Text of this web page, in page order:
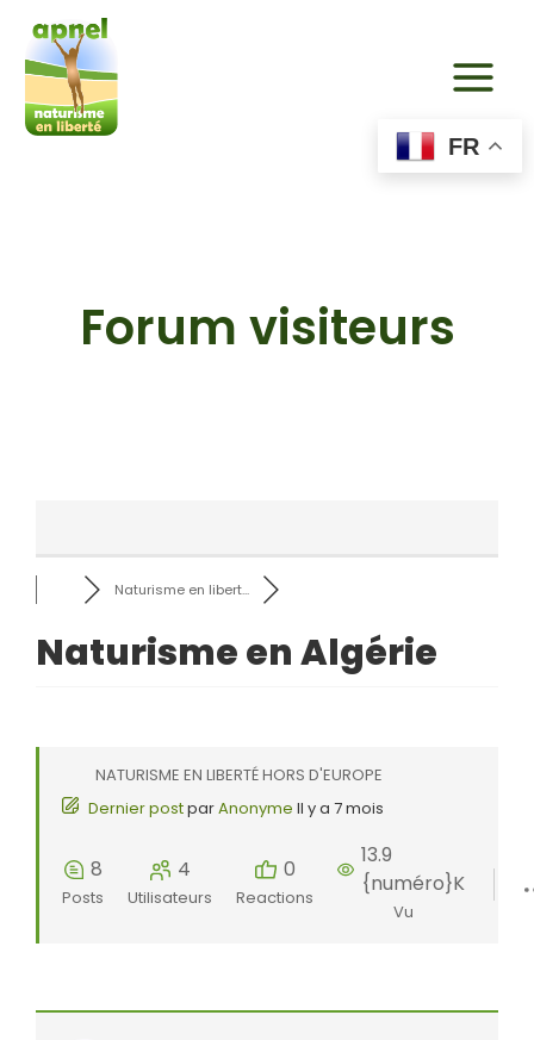
contenu
Forum visiteurs
Naturisme en libert...
Naturisme en Algérie
NATURISME EN LIBERTÉ HORS D'EUROPE
Dernier postparAnonyme Il y a 7 mois
8
Posts
4
Utilisateurs
0
Reactions
13.9
{numéro}K
Vu
FR